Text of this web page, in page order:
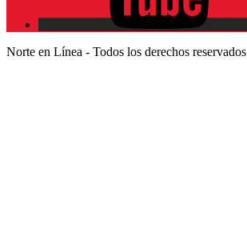
Norte en Línea - Todos los derechos reservados